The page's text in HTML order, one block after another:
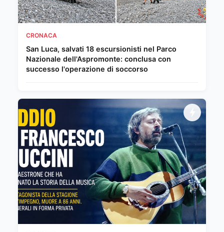
CRONACA
San Luca, salvati 18 escursionisti nel Parco
Nazionale dell'Aspromonte: conclusa con
successo l'operazione di soccorso